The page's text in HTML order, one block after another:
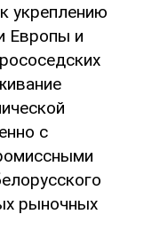
укреплению
Европы и
с
рыночных